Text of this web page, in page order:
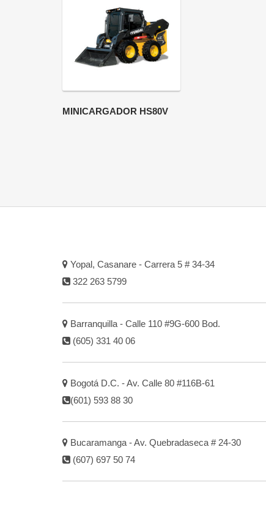
MINICARGADOR HS80V
Yopal, Casanare - Carrera 5 # 34-34
322 263 5799
Barranquilla - Calle 110 #9G-600 Bod.
(605) 331 40 06
Bogotá D.C. - Av. Calle 80 #116B-61
(601) 593 88 30
Bucaramanga - Av. Quebradaseca # 24-30
(607) 697 50 74